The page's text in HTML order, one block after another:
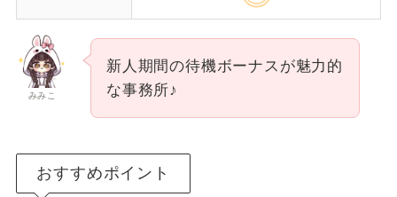
みみこ
新人期間の待機ボーナスが魅力的
な事務所♪
おすすめポイント